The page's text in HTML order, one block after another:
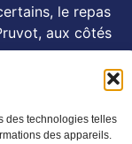
des technologies telles
des appareils.
le repas
aux côtés